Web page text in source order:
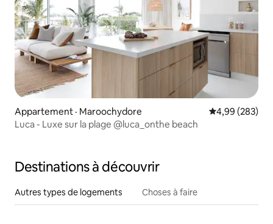
Appartement · Maroochydore Note
4,99 (283)
Luca - Luxe sur la plage @luca_onthe beach
Destinations à découvrir
Autres types de logements Choses à faire